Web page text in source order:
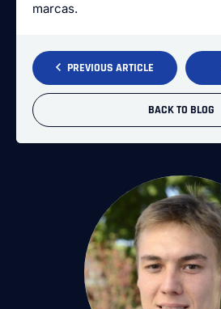
marcas.
PREVIOUS ARTICLE
BACK TO BLOG